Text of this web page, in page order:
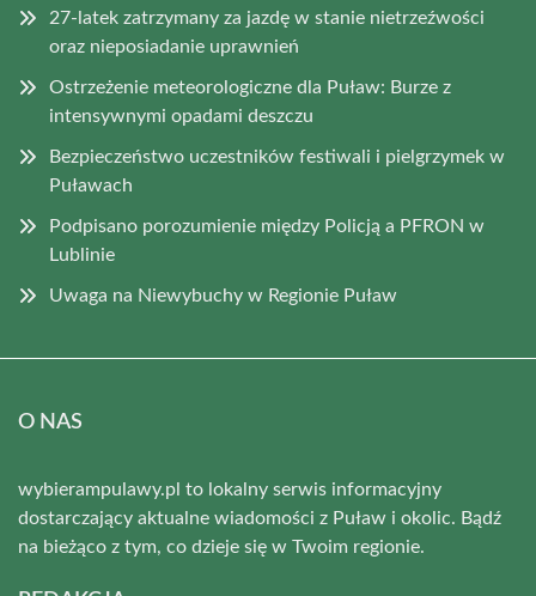
27-latek zatrzymany za jazdę w stanie nietrzeźwości
oraz nieposiadanie uprawnień
Ostrzeżenie meteorologiczne dla Puław: Burze z
intensywnymi opadami deszczu
Bezpieczeństwo uczestników festiwali i pielgrzymek w
Puławach
Podpisano porozumienie między Policją a PFRON w
Lublinie
Uwaga na Niewybuchy w Regionie Puław
O NAS
wybierampulawy.pl to lokalny serwis informacyjny
dostarczający aktualne wiadomości z Puław i okolic. Bądź
na bieżąco z tym, co dzieje się w Twoim regionie.